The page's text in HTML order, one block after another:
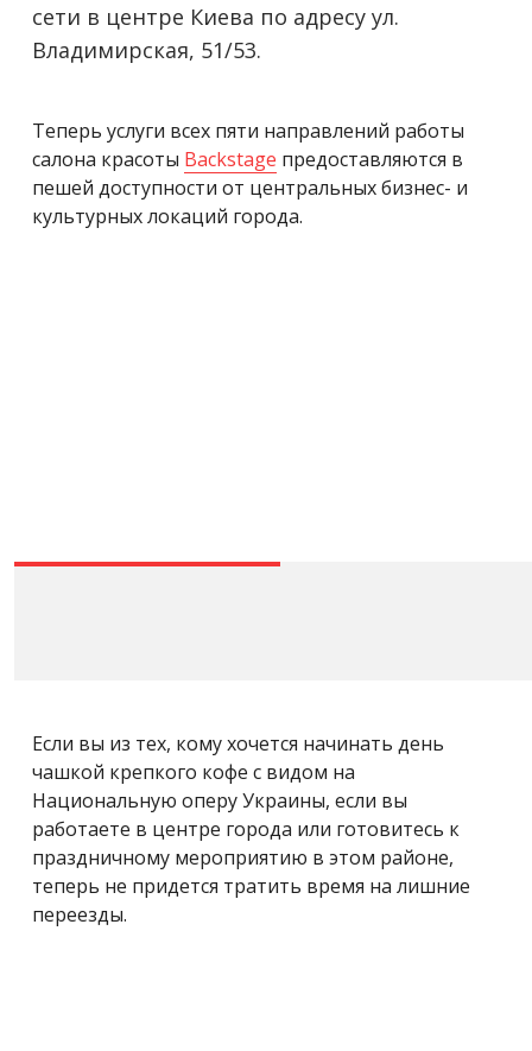
сети в центре Киева по адресу ул.
Владимирская, 51/53.
Теперь услуги всех пяти направлений работы
салона красоты Backstage предоставляются в
пешей доступности от центральных бизнес- и
культурных локаций города.
Если вы из тех, кому хочется начинать день
чашкой крепкого кофе с видом на
Национальную оперу Украины, если вы
работаете в центре города или готовитесь к
праздничному мероприятию в этом районе,
теперь не придется тратить время на лишние
переезды.